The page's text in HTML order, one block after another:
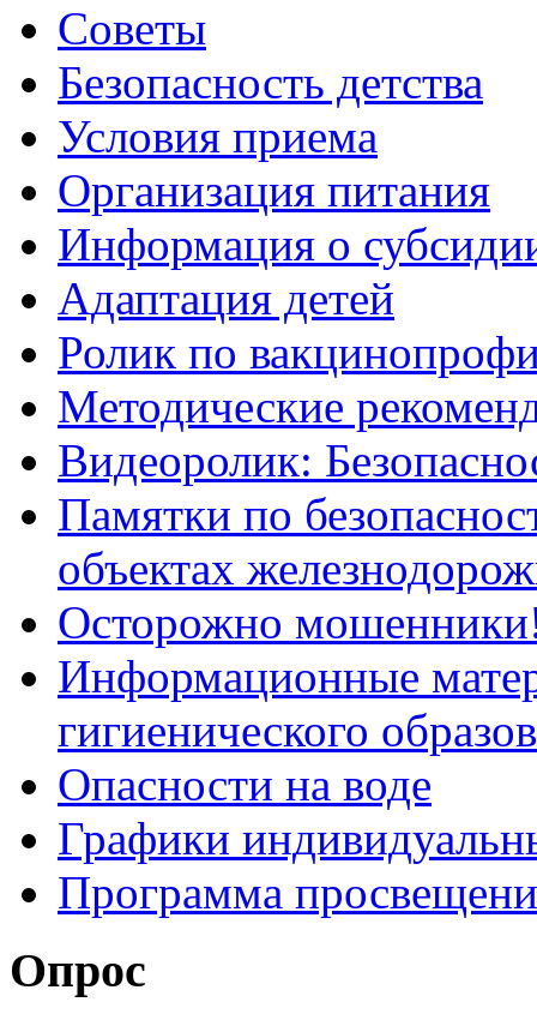
Советы
Безопасность детства
Условия приема
Организация питания
Информация о
Адаптация детей
Ролик по
Методические
Видеоролик:
Памятки по
объектах
Осторожно
Информационные
гигиенического
Опасности на воде
Графики
Программа
Опрос